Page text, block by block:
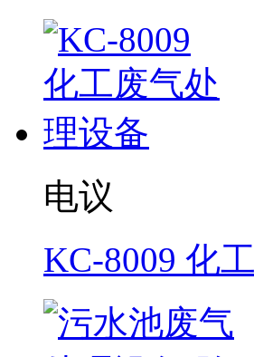
电议
KC-8009 化